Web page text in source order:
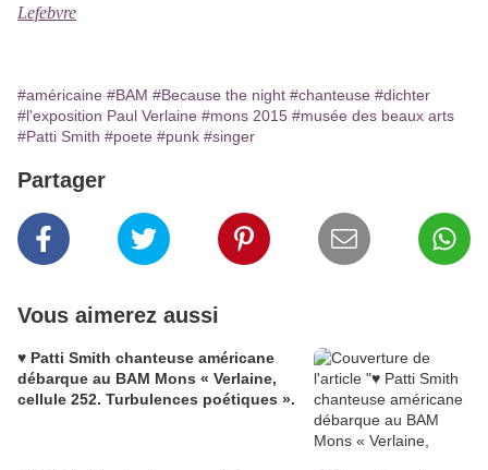
Lefebvre
#américaine #BAM #Because the night #chanteuse #dichter
#l'exposition Paul Verlaine #mons 2015 #musée des beaux arts
#Patti Smith #poete #punk #singer
Partager
Vous aimerez aussi
♥ Patti Smith chanteuse américane
débarque au BAM Mons « Verlaine,
cellule 252. Turbulences poétiques ».